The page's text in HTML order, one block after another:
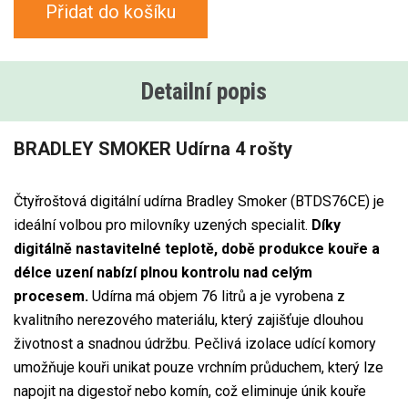
Přidat do košíku
Detailní popis
BRADLEY SMOKER Udírna 4 rošty
Čtyřroštová digitální udírna Bradley Smoker (BTDS76CE) je
ideální volbou pro milovníky uzených specialit. Díky
digitálně nastavitelné teplotě, době produkce kouře a
délce uzení nabízí plnou kontrolu nad celým
procesem. Udírna má objem 76 litrů a je vyrobena z
kvalitního nerezového materiálu, který zajišťuje dlouhou
životnost a snadnou údržbu. Pečlivá izolace udící komory
umožňuje kouři unikat pouze vrchním průduchem, který lze
napojit na digestoř nebo komín, což eliminuje únik kouře